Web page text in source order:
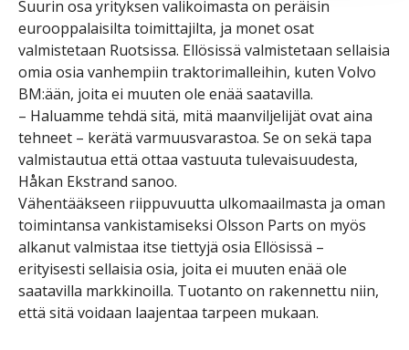
Suurin osa yrityksen valikoimasta on peräisin
eurooppalaisilta toimittajilta, ja monet osat
valmistetaan Ruotsissa. Ellösissä valmistetaan sellaisia
omia osia vanhempiin traktorimalleihin, kuten Volvo
BM:ään, joita ei muuten ole enää saatavilla.
– Haluamme tehdä sitä, mitä maanviljelijät ovat aina
tehneet – kerätä varmuusvarastoa. Se on sekä tapa
valmistautua että ottaa vastuuta tulevaisuudesta,
Håkan Ekstrand sanoo.
Vähentääkseen riippuvuutta ulkomaailmasta ja oman
toimintansa vankistamiseksi Olsson Parts on myös
alkanut valmistaa itse tiettyjä osia Ellösissä –
erityisesti sellaisia osia, joita ei muuten enää ole
saatavilla markkinoilla. Tuotanto on rakennettu niin,
että sitä voidaan laajentaa tarpeen mukaan.